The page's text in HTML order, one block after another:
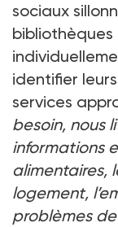
sociaux
bibliothèques
identifier
services
besoin, nous
informations
alimentaires,
logement,
problèmes